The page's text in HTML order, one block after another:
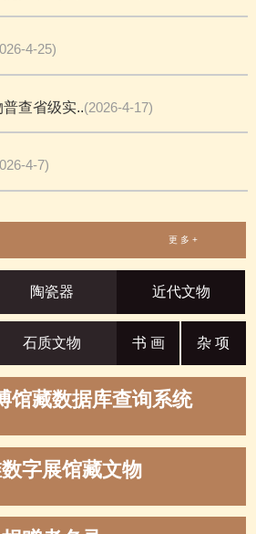
4-25)
查省级实..(2026-4-17)
4-7)
更 多 +
陶瓷器 近代文物
石质文物 书 画 杂 项
馆藏数据库查询系统
字展馆藏文物